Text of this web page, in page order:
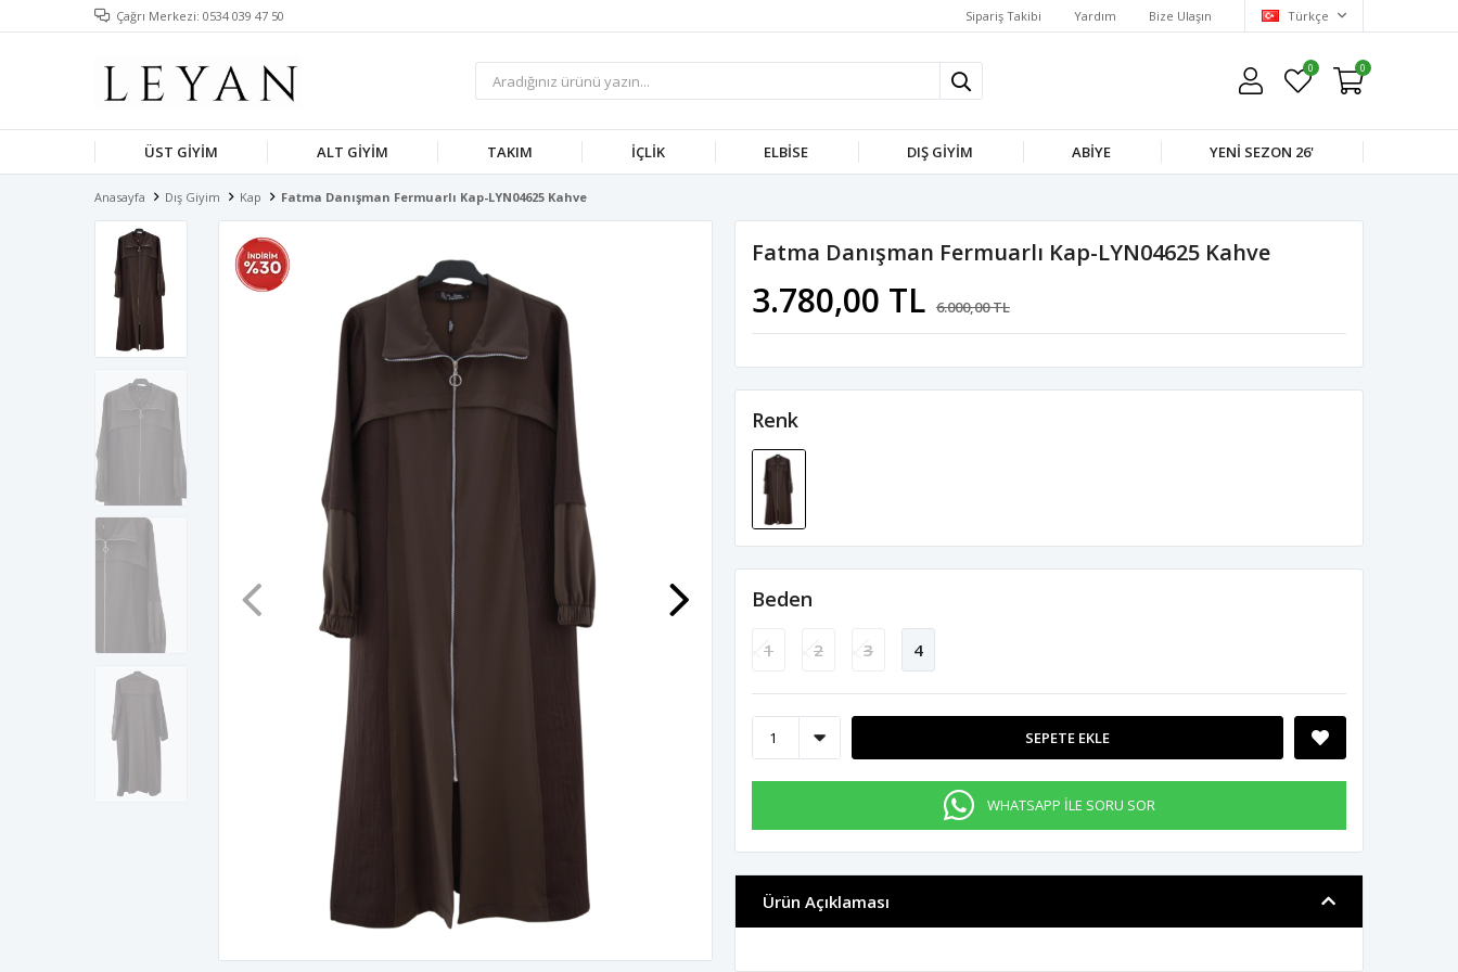
Çağrı Merkezi: 0534 039 47 50 Sipariş Takibi Yardım Bize Ulaşın Türkçe
0 0
ÜST GIYIM ALT GIYIM TAKIM İÇLIK ELBISE DIŞ GIYIM ABIYE YENI SEZON 26'
Anasayfa Dış Giyim Kap Fatma Danışman Fermuarlı Kap-LYN04625 Kahve
Fatma Danışman Fermuarlı Kap-LYN04625 Kahve
3.780,00 TL 6.000,00 TL
Renk
Beden
1 2 3 4
SEPETE EKLE
WHATSAPP İLE SORU SOR
Ürün Açıklaması